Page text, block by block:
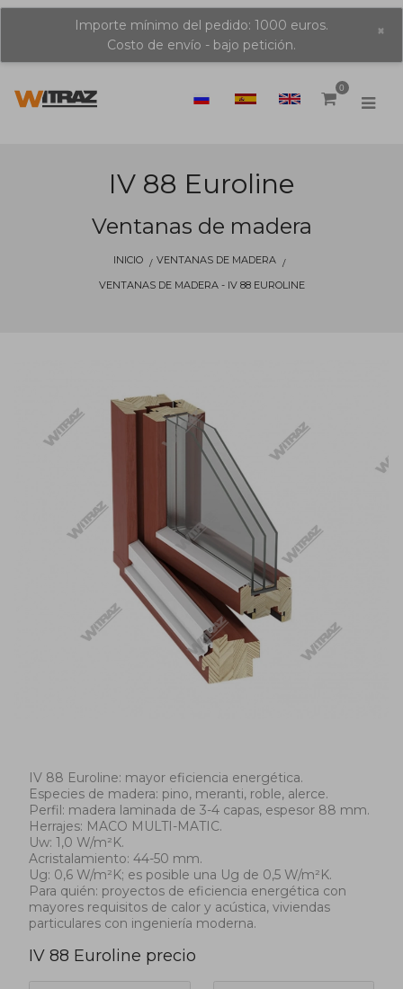
Importe mínimo del pedido: 1000 euros.
Costo de envío - bajo petición.
×
0
IV 88 Euroline
Ventanas de madera
INICIO
VENTANAS DE MADERA
VENTANAS DE MADERA - IV 88 EUROLINE
IV 88 Euroline: mayor eficiencia energética.
Especies de madera: pino, meranti, roble, alerce.
Perfil: madera laminada de 3-4 capas, espesor 88 mm.
Herrajes: MACO MULTI-MATIC.
Uw: 1,0 W/m²K.
Acristalamiento: 44-50 mm.
Ug: 0,6 W/m²K; es posible una Ug de 0,5 W/m²K.
Para quién: proyectos de eficiencia energética con
mayores requisitos de calor y acústica, viviendas
particulares con ingeniería moderna.
IV 88 Euroline precio